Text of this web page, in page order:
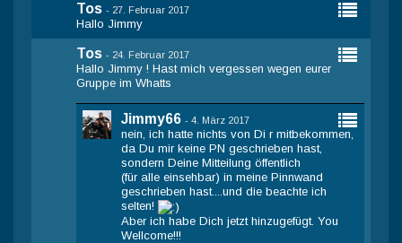
Tos - 27. Februar 2017
Hallo Jimmy
Tos - 24. Februar 2017
Hallo Jimmy ! Hast mich vergessen wegen eurer
Gruppe im Whatts
Jimmy66 - 4. März 2017
nein, ich hatte nichts von Di r mitbekommen,
da Du mir keine PN geschrieben hast,
sondern Deine Mitteilung öffentlich
(für alle einsehbar) in meine Pinnwand
geschrieben hast....und die beachte ich
selten!
Aber ich habe Dich jetzt hinzugefügt. You
Wellcome!!!